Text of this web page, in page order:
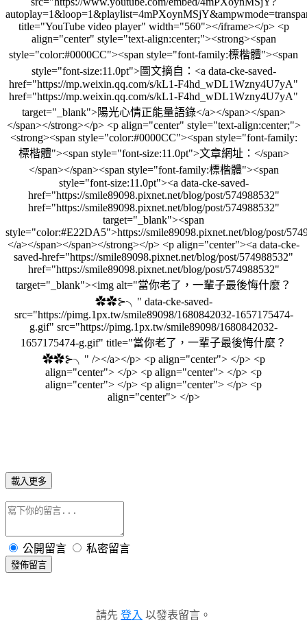
載入更多
公開留言 私密留言
發佈留言
請先 登入 以發表留言。